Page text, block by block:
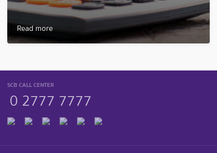
Read more
SCB CALL CENTER
0 2777 7777